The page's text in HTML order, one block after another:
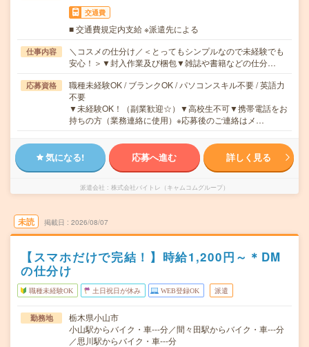
交通費
■ 交通費規定内支給 ※派遣先による
仕事内容
＼コスメの仕分け／＜とってもシンプルなので未経験でも
安心！＞▼封入作業及び梱包▼雑誌や書籍などの仕分…
応募資格
職種未経験OK / ブランクOK / パソコンスキル不要 / 英語力
不要
▼未経験OK！（副業歓迎☆）▼高校生不可▼携帯電話をお
持ちの方（業務連絡に使用）※応募後のご連絡はメ…
気になる! 応募へ進む 詳しく見る
派遣会社 株式会社バイトレ（キャムコムグループ）
未読 掲載日 2026/08/07
【スマホだけで完結！】時給1,200円～＊DM
の仕分け
職種未経験OK 土日祝日が休み WEB登録OK 派遣
勤務地
栃木県小山市
小山駅からバイク・車---分／間々田駅からバイク・車---分
／思川駅からバイク・車---分